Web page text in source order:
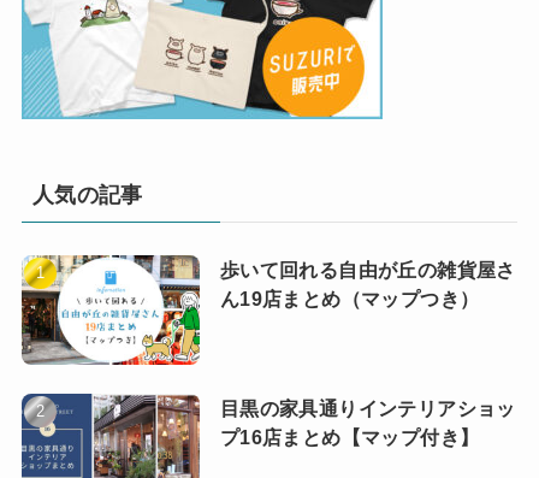
人気の記事
歩いて回れる自由が丘の雑貨屋さ
ん19店まとめ（マップつき）
目黒の家具通りインテリアショッ
プ16店まとめ【マップ付き】